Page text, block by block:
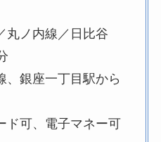
丸ノ内線／日比谷
、銀座一丁目駅から
ド可、電子マネー可